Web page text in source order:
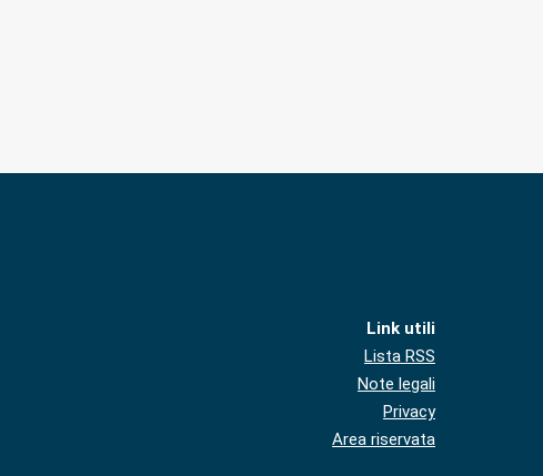
Link utili
Lista RSS
Note legali
Privacy
Area riservata